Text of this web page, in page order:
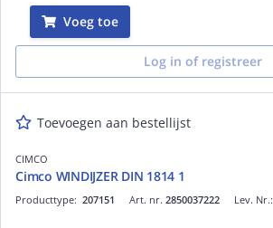
Voeg toe
Log in of registreer
Toevoegen aan bestellijst
CIMCO
Cimco WINDIJZER DIN 1814 1
Art. nr. 2850037222
Producttype: 207151 Lev. Nr.: